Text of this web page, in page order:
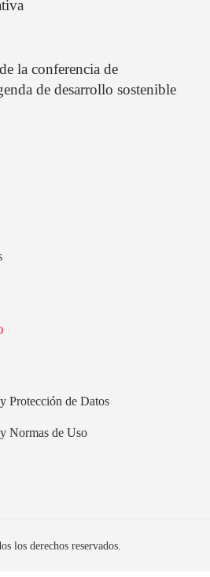
la conferencia de
de desarrollo sostenible
Protección de Datos
Normas de Uso
los derechos reservados.